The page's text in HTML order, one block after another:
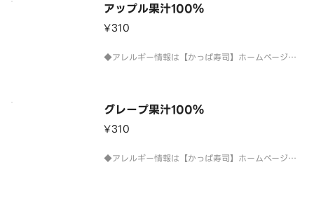
ん」
アップル果汁100％
¥310
◆アレルギー情報は【かっぱ寿司】ホームページを
グレープ果汁100％
¥310
◆アレルギー情報は【かっぱ寿司】ホームページを